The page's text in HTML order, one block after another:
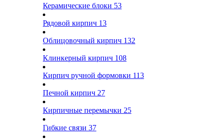
Керамические блоки 53
Рядовой кирпич 13
Облицовочный кирпич 132
Клинкерный кирпич 108
Кирпич ручной формовки 113
Печной кирпич 27
Кирпичные перемычки 25
Гибкие связи 37